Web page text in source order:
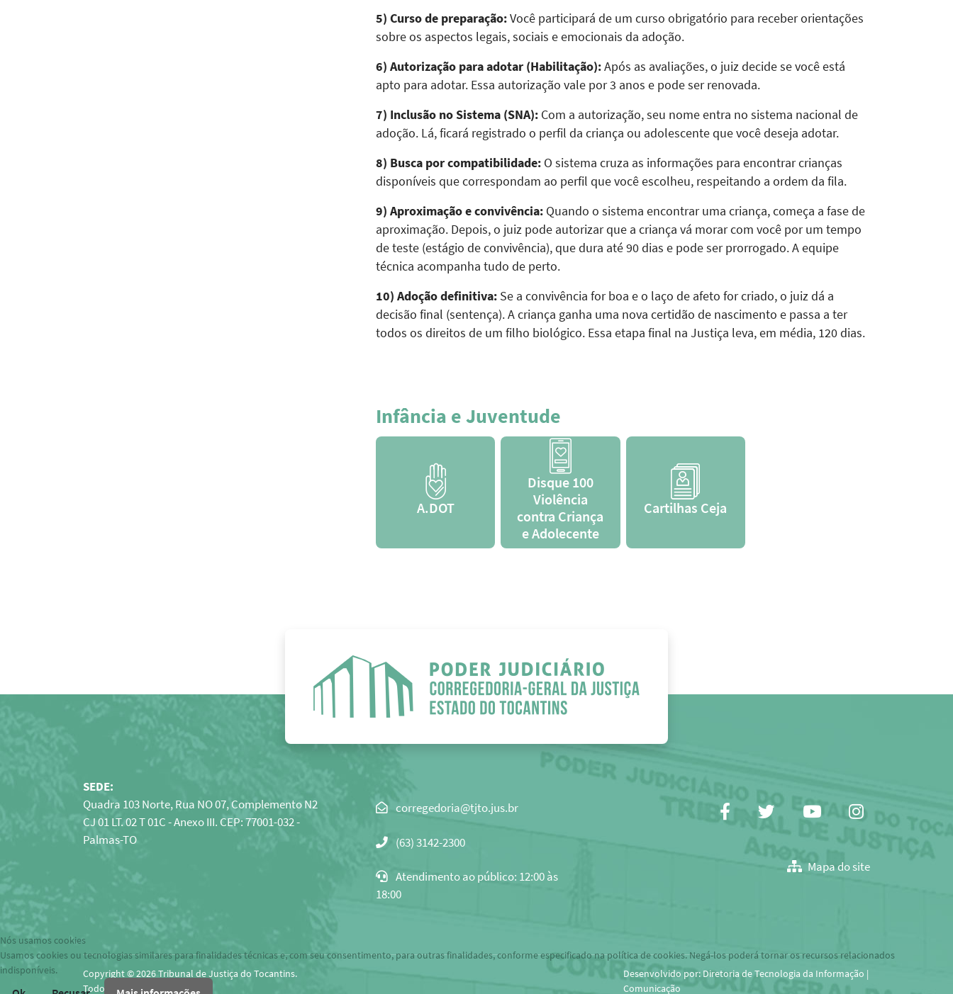
5) Curso de preparação:Você participará de um curso obrigatório para receber orientações
sobre os aspectos legais, sociais e emocionais da adoção.
6) Autorização para adotar (Habilitação):Após as avaliações, o juiz decide se você está
apto para adotar. Essa autorização vale por 3 anos e pode ser renovada.
7) Inclusão no Sistema (SNA): Com a autorização, seu nome entra no sistema nacional de
adoção. Lá, ficará registrado o perfil da criança ou adolescente que você deseja adotar.
8) Busca por compatibilidade: O sistema cruza as informações para encontrar crianças
disponíveis que correspondam ao perfil que você escolheu, respeitando a ordem da fila.
9) Aproximação e convivência: Quando o sistema encontrar uma criança, começa a fase de
aproximação. Depois, o juiz pode autorizar que a criança vá morar com você por um tempo
de teste (estágio de convivência), que dura até 90 dias e pode ser prorrogado. A equipe
técnica acompanha tudo de perto.
10) Adoção definitiva: Se a convivência for boa e o laço de afeto for criado, o juiz dá a
decisão final (sentença). A criança ganha uma nova certidão de nascimento e passa a ter
todos os direitos de um filho biológico. Essa etapa final na Justiça leva, em média, 120 dias.
Infância e Juventude
A.DOT
Disque 100
Violência
contra Criança
e Adolecente
Cartilhas Ceja
SEDE:
Quadra 103 Norte, Rua NO 07, Complemento N2
CJ 01 LT. 02 T 01C - Anexo III. CEP: 77001-032 -
Palmas-TO
Clique
copiar
e-
mail
(63) 3142-2300
Atendimento ao público: 12:00 às
18:00
FacebookTwitterYoutubeInstagram
Mapa do site
Copyright © 2026 Tribunal de Justiça do Tocantins.
Todos os direitos reservados.
Desenvolvido por: Diretoria de Tecnologia da Informação |
Comunicação
Nós usamos cookies
Usamos cookies ou tecnologias similares para finalidades técnicas e, com seu consentimento, para outras finalidades, conforme especificado na política de cookies. Negá-los poderá tornar os recursos relacionados
indisponíveis.